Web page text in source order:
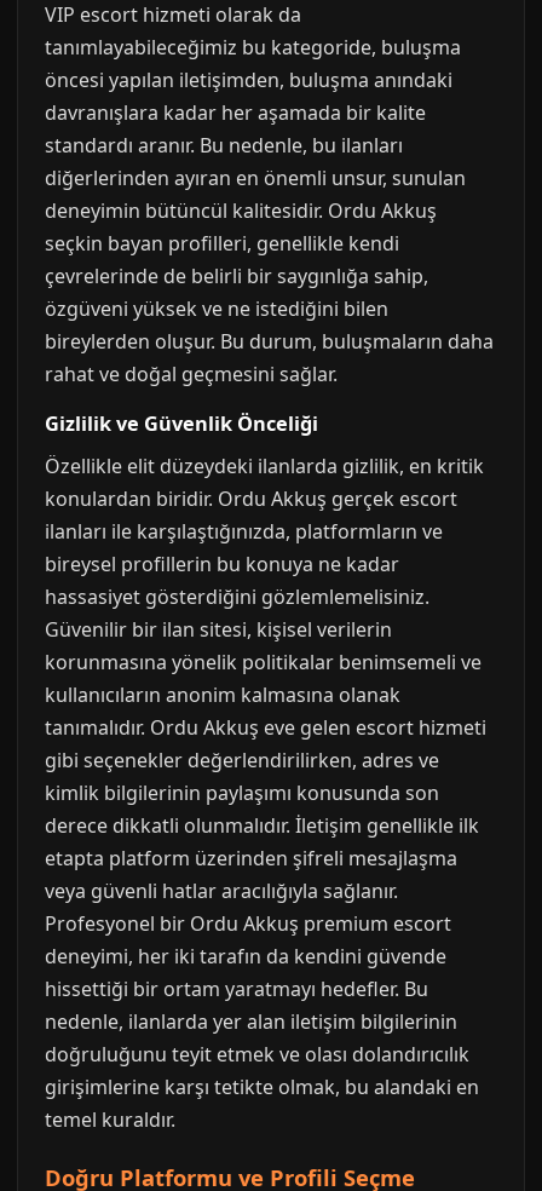
VIP escort hizmeti olarak da
tanımlayabileceğimiz bu kategoride, buluşma
öncesi yapılan iletişimden, buluşma anındaki
davranışlara kadar her aşamada bir kalite
standardı aranır. Bu nedenle, bu ilanları
diğerlerinden ayıran en önemli unsur, sunulan
deneyimin bütüncül kalitesidir. Ordu Akkuş
seçkin bayan profilleri, genellikle kendi
çevrelerinde de belirli bir saygınlığa sahip,
özgüveni yüksek ve ne istediğini bilen
bireylerden oluşur. Bu durum, buluşmaların daha
rahat ve doğal geçmesini sağlar.
Gizlilik ve Güvenlik Önceliği
Özellikle elit düzeydeki ilanlarda gizlilik, en kritik
konulardan biridir. Ordu Akkuş gerçek escort
ilanları ile karşılaştığınızda, platformların ve
bireysel profillerin bu konuya ne kadar
hassasiyet gösterdiğini gözlemlemelisiniz.
Güvenilir bir ilan sitesi, kişisel verilerin
korunmasına yönelik politikalar benimsemeli ve
kullanıcıların anonim kalmasına olanak
tanımalıdır. Ordu Akkuş eve gelen escort hizmeti
gibi seçenekler değerlendirilirken, adres ve
kimlik bilgilerinin paylaşımı konusunda son
derece dikkatli olunmalıdır. İletişim genellikle ilk
etapta platform üzerinden şifreli mesajlaşma
veya güvenli hatlar aracılığıyla sağlanır.
Profesyonel bir Ordu Akkuş premium escort
deneyimi, her iki tarafın da kendini güvende
hissettiği bir ortam yaratmayı hedefler. Bu
nedenle, ilanlarda yer alan iletişim bilgilerinin
doğruluğunu teyit etmek ve olası dolandırıcılık
girişimlerine karşı tetikte olmak, bu alandaki en
temel kuraldır.
Doğru Platformu ve Profili Seçme